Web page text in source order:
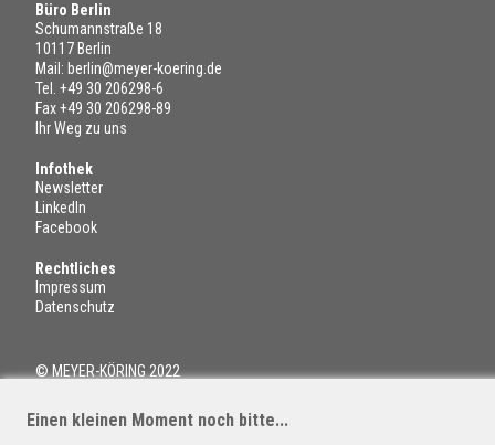
Büro Berlin
Schumannstraße 18
10117 Berlin
Mail: berlin@meyer-koering.de
Tel. +49 30 206298-6
Fax +49 30 206298-89
Ihr Weg zu uns
Infothek
Newsletter
LinkedIn
Facebook
Rechtliches
Impressum
Datenschutz
© MEYER-KÖRING 2022
Einen kleinen Moment noch bitte...